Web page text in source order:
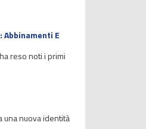
Abbinamenti E
reso noti i primi
una nuova identità